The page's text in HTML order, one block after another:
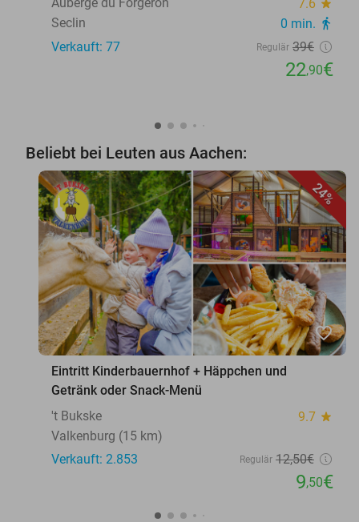
Auberge du Forgeron 7.6 star
Seclin 0 min. directions_walk
Verkauft: 77 Regulär 39€
22,90€
Beliebt bei Leuten aus Aachen:
24%
favorite_border
Eintritt Kinderbauernhof + Häppchen und
Getränk oder Snack-Menü
't Bukske
9.7 star
Valkenburg (15 km)
Verkauft: 2.853
Regulär 12,50€
9,50€